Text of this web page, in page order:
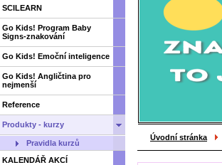
Úvodní stránka
SCILEARN
Go Kids! Program Baby
Signs-znakování
Go Kids! Emoční inteligence
Go Kids! Angličtina pro
nejmenší
Reference
Produkty - kurzy
Pravidla kurzů
KALENDÁŘ AKCÍ